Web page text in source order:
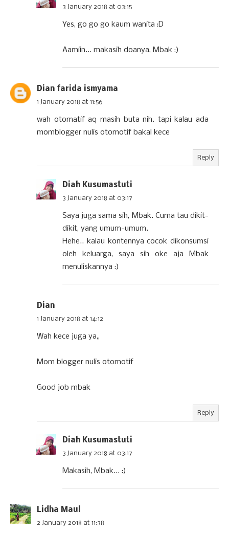
3 January 2018 at 03:15
Yes, go go go kaum wanita :D
Aamiin... makasih doanya, Mbak :)
Dian farida ismyama
1 January 2018 at 11:56
wah otomatif aq masih buta nih. tapi kalau ada
momblogger nulis otomotif bakal kece
Reply
Diah Kusumastuti
3 January 2018 at 03:17
Saya juga sama sih, Mbak. Cuma tau dikit-
dikit, yang umum-umum.
Hehe.. kalau kontennya cocok dikonsumsi
oleh keluarga, saya sih oke aja Mbak
menuliskannya :)
Dian
1 January 2018 at 14:12
Wah kece juga ya,,
Mom blogger nulis otomotif
Good job mbak
Reply
Diah Kusumastuti
3 January 2018 at 03:17
Makasih, Mbak... :)
Lidha Maul
2 January 2018 at 11:38